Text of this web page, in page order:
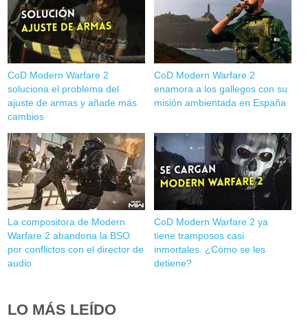
CoD Modern Warfare 2
soluciona el problema del
ajuste de armas y añade más
cambios
CoD Modern Warfare 2
enamora a los gallegos con su
misión ambientada en España
La compositora de Modern
Warfare 2 abandona la BSO
por conflictos con el director de
audio
CoD Modern Warfare 2 ya
tiene tramposos casi
inmortales. ¿Cómo se les
detiene?
LO MÁS LEÍDO